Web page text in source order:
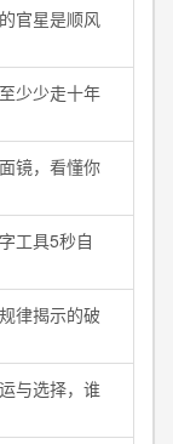
官星是顺风
少少走十年
镜，看懂你
工具5秒自
律揭示的破
与选择，谁